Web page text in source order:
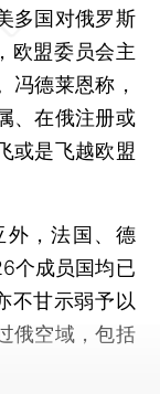
多国对俄罗斯
欧盟委员会主
冯德莱恩称，
、在俄注册或
或是飞越欧盟
，法国、德
个成员国均已
不甘示弱予以
俄空域，包括